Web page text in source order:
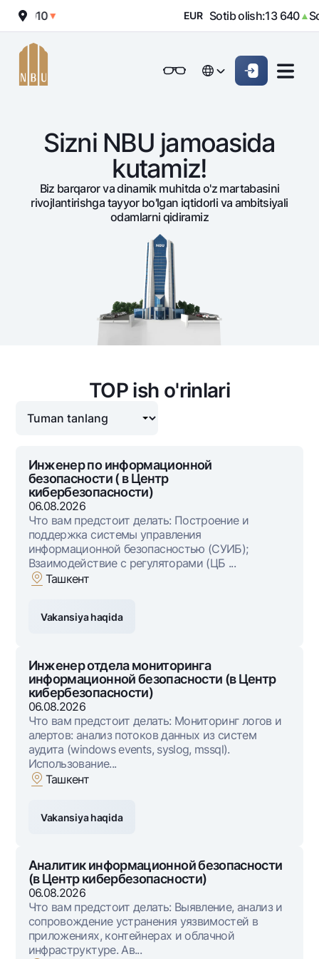
Русский
Shaxsiy kabinet
Jismoniy shaxslarga
Kreditlar
Ipoteka
National Green
Vozmojno vse
Yevro
Hamma uchun USD uchun
Talab qilib olinguncha USD
Oltin omonat
NBU’dan oltin quymalar
Kumush omonat
Bepul
Sayohatchiga
UzCard/HUMO
Visa
Visa FIFA
Mastercard
Ish haqi
Garmin pay
Pul oʻtkazmalari
Eskrou hisobvarag‘i
Tariflar
Aksiyalar
▼ Sotib olish:13 640▲Sotish:
Oq-qora versiya
Ovozni yoqish Shaxsiy kabinet
Sizni NBU jamoasida
kutamiz!
Biz barqaror va dinamik muhitda o'z martabasini
rivojlantirishga tayyor bo'lgan iqtidorli va ambitsiyali
odamlarni qidiramiz
TOP ish o'rinlari
Инженер по информационной
безопасности ( в Центр
кибербезопасности)
06.08.2026
Что вам предстоит делать: Построение и
поддержка системы управления
информационной безопасностью (СУИБ);
Взаимодействие с регуляторами (ЦБ ...
Ташкент
Vakansiya haqida
Инженер отдела мониторинга
информационной безопасности (в Центр
кибербезопасности)
06.08.2026
Что вам предстоит делать: Мониторинг логов и
алертов: анализ потоков данных из систем
аудита (windows events, syslog, mssql).
Использование...
Ташкент
Vakansiya haqida
Аналитик информационной безопасности
(в Центр кибербезопасности)
06.08.2026
Что вам предстоит делать: Выявление, анализ и
сопровождение устранения уязвимостей в
приложениях, контейнерах и облачной
инфраструктуре. Ав...